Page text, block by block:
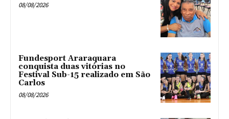
08/08/2026
Fundesport Araraquara
conquista duas vitórias no
Festival Sub-15 realizado em São
Carlos
08/08/2026